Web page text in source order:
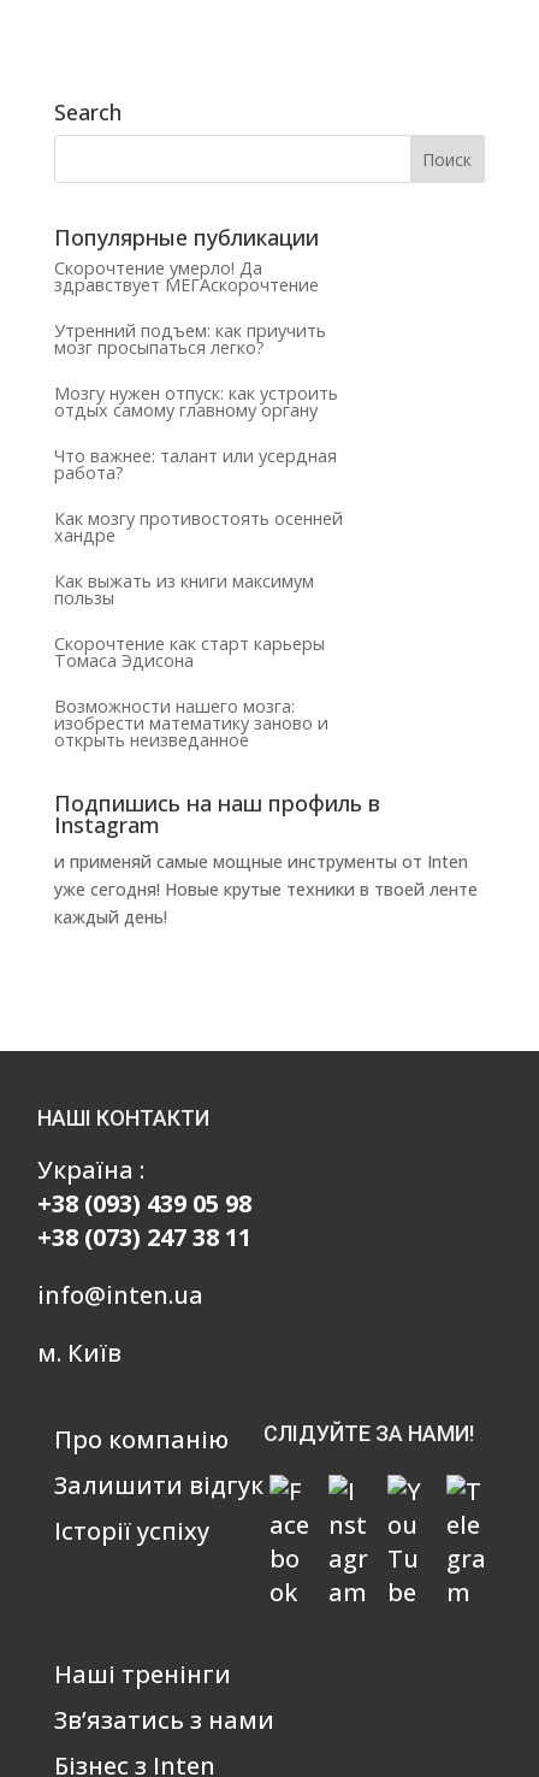
Search
Популярные публикации
Скорочтение умерло! Да
здравствует МЕГАскорочтение
Утренний подъем: как приучить
мозг просыпаться легко?
Мозгу нужен отпуск: как устроить
отдых самому главному органу
Что важнее: талант или усердная
работа?
Как мозгу противостоять осенней
хандре
Как выжать из книги максимум
пользы
Скорочтение как старт карьеры
Томаса Эдисона
Возможности нашего мозга:
изобрести математику заново и
открыть неизведанное
Подпишись на наш профиль в
Instagram
и применяй самые мощные инструменты от Inten
уже сегодня! Новые крутые техники в твоей ленте
каждый день!
НАШІ КОНТАКТИ
Україна :
+38 (093) 439 05 98
+38 (073) 247 38 11
info@inten.ua
м. Київ
Про компанію
Залишити відгук
Історії успіху
СЛІДУЙТЕ ЗА НАМИ!
Наші тренінги
Зв’язатись з нами
Бізнес з Inten